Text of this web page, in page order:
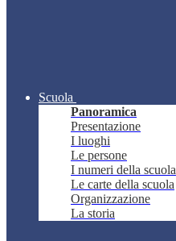
Scuola
Panoramica
Presentazione
I luoghi
Le persone
I numeri della scuola
Le carte della scuola
Organizzazione
La storia